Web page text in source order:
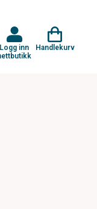
Logg inn
Handlekurv